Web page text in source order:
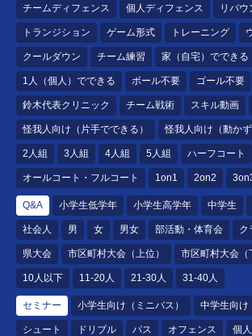
チームディフェンス 個人ディフェンス リバウ
トランジション ゲーム形式 トレーニング
クールダウン チーム練習 家（自宅）でできる
1人（個人）でできる ボール不要 ゴール不要
鈴木代表クリニック チーム戦術 スキル動画
怪我人向け（片手でできる） 怪我人向け（動かず
2人組 3人組 4人組 5人組 ハーフコート
オールコート・フルコート 1on1 2on2
Q&A 小学生低学年 小学生高学年 中学生
社会人 男 女 男女 部活動・体育会 ク
県大会 市区町村大会（上位） 市区町村大会（
10人以下 11-20人 21-30人 31-40人
セミナー 小学生向け（ミニバス） 中学生向け
シュート ドリブル パス オフェンス 個